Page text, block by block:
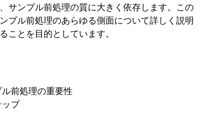
サンプル前処理の質に大きく依存します。この
プル前処理のあらゆる側面について詳しく説明
ことを目的としています。
前処理の重要性
プ